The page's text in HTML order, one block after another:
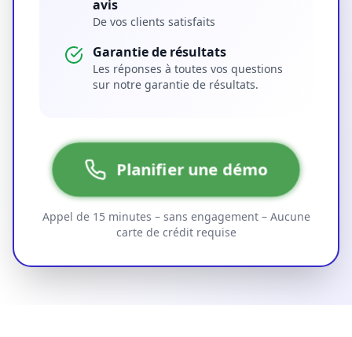
avis
De vos clients satisfaits
Garantie de résultats
Les réponses à toutes vos questions
sur notre garantie de résultats.
Planifier une démo
Appel de 15 minutes – sans engagement – Aucune
carte de crédit requise